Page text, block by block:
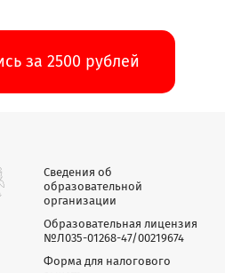
за 2500 рублей
Сведения об
образовательной
организации
Образовательная лицензия
№Л035-01268-47/00219674
Форма для налогового